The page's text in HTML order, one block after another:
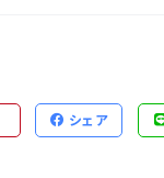
シェア